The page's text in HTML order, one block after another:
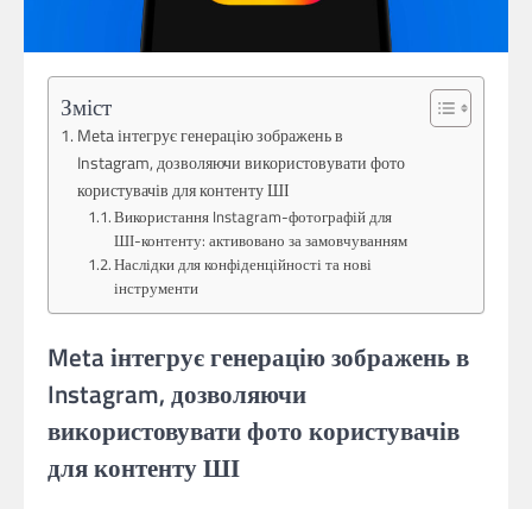
Зміст
Meta інтегрує генерацію зображень в
Instagram, дозволяючи використовувати фото
користувачів для контенту ШІ
Використання Instagram-фотографій для
ШІ-контенту: активовано за замовчуванням
Наслідки для конфіденційності та нові
інструменти
Meta інтегрує генерацію зображень в
Instagram, дозволяючи
використовувати фото користувачів
для контенту ШІ